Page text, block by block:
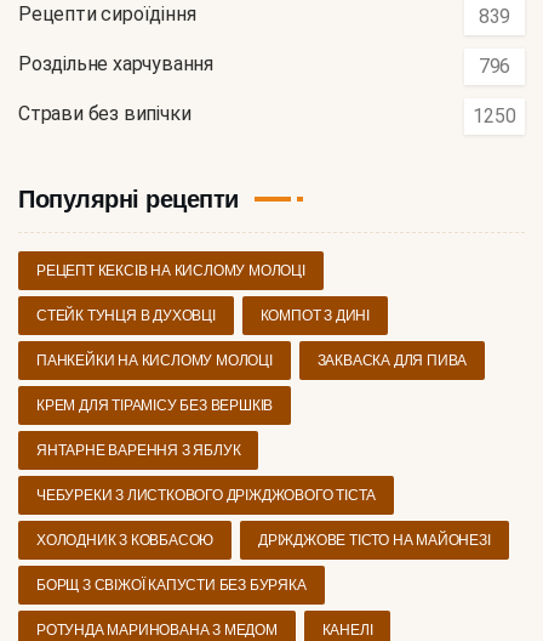
Рецепти сироїдіння 839
Роздільне харчування 796
Страви без випічки 1250
Популярні рецепти
РЕЦЕПТ КЕКСІВ НА КИСЛОМУ МОЛОЦІ
СТЕЙК ТУНЦЯ В ДУХОВЦІ КОМПОТ З ДИНІ
ПАНКЕЙКИ НА КИСЛОМУ МОЛОЦІ ЗАКВАСКА ДЛЯ ПИВА
КРЕМ ДЛЯ ТІРАМІСУ БЕЗ ВЕРШКІВ
ЯНТАРНЕ ВАРЕННЯ З ЯБЛУК
ЧЕБУРЕКИ З ЛИСТКОВОГО ДРІЖДЖОВОГО ТІСТА
ХОЛОДНИК З КОВБАСОЮ ДРІЖДЖОВЕ ТІСТО НА МАЙОНЕЗІ
БОРЩ З СВІЖОЇ КАПУСТИ БЕЗ БУРЯКА
РОТУНДА МАРИНОВАНА З МЕДОМ КАНЕЛІ